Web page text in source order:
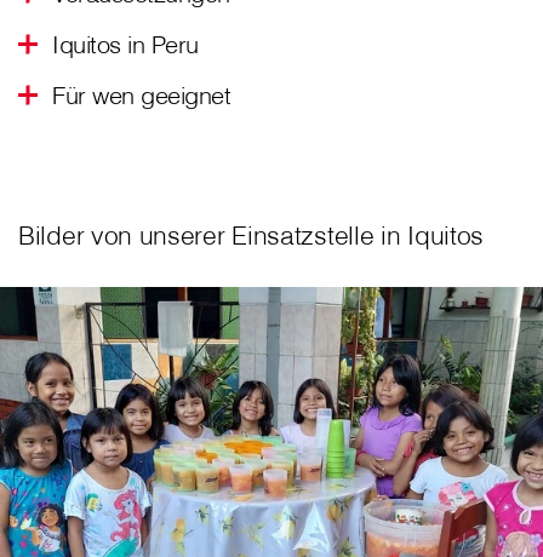
Iquitos in Peru
Für wen geeignet
Bilder von unserer Einsatzstelle in Iquitos